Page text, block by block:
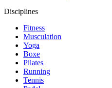
Disciplines
Fitness
Musculation
Yoga
Boxe
Pilates
Running
Tennis